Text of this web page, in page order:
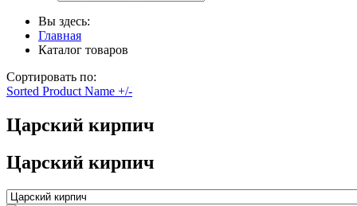
Вы здесь:
Главная
Каталог товаров
Сортировать по:
Sorted Product Name +/-
Царский кирпич
Царский кирпич